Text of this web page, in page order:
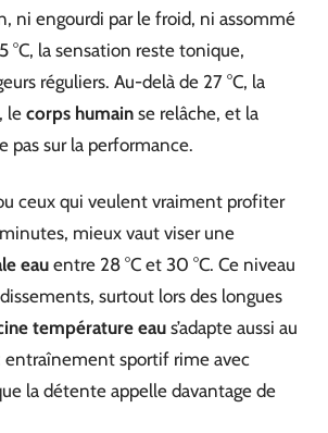
ni engourdi par le froid, ni assommé
°C, la sensation reste tonique,
réguliers. Au-delà de 27 °C, la
le corps humain se relâche, et la
pas sur la performance.
ceux qui veulent vraiment profiter
mieux vaut viser une
eau entre 28 °C et 30 °C. Ce niveau
surtout lors des longues
température eau s’adapte aussi au
entraînement sportif rime avec
la détente appelle davantage de